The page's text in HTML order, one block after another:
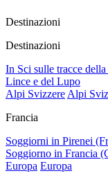
Destinazioni
Destinazioni
In Sci sulle tracce
Lince e del Lupo
Alpi Svizzere Alpi
Francia
Soggiorni in Pirenei
Soggiorno in Francia
Europa Europa